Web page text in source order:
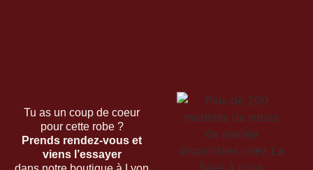
Tu as un coup de coeur
pour cette robe ?
Prends rendez-vous et
viens l’essayer